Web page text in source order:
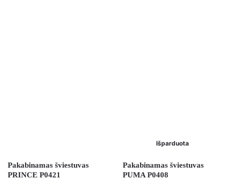
Pakabinamas šviestuvas
PRINCE P0421
Išparduota
Pakabinamas šviestuvas
PUMA P0408